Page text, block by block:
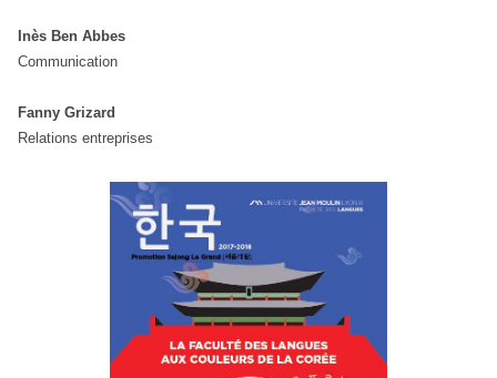
Inès Ben Abbes
Communication
Fanny Grizard
Relations entreprises